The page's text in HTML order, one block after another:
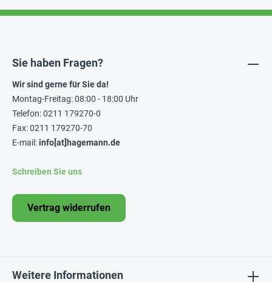
Sie haben Fragen?
Wir sind gerne für Sie da!
Montag-Freitag: 08:00 - 18:00 Uhr
Telefon: 0211 179270-0
Fax: 0211 179270-70
E-mail:info[at]hagemann.de
Schreiben Sie uns
Vertrag widerrufen
Weitere Informationen